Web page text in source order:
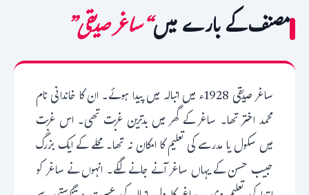
مصنف کے بارے میں“ساغر صدیقی”
ساغر صدیقی 1928ء میں انبالہ میں پیدا ہوئے۔ ان کا خاندانی نام
محمد اختر تھا۔ ساغر کے گھر میں بدترین غربت تھی۔ اس غربت
میں سکول یا مدرسے کی تعلیم کا امکان نہ تھا۔ محلے کے ایک بزرگ
حبیب حسن کے یہاں ساغر آنے جانے لگے۔ انہوں نے ساغر کو